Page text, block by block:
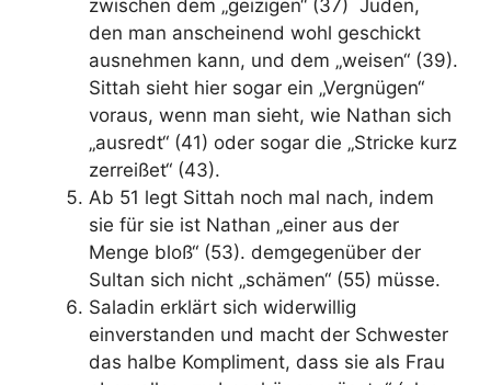
zwischen dem „geizigen“ (37) Juden,
den man anscheinend wohl geschickt
ausnehmen kann, und dem „weisen“ (39).
Sittah sieht hier sogar ein „Vergnügen“
voraus, wenn man sieht, wie Nathan sich
„ausredt“ (41) oder sogar die „Stricke kurz
zerreißet“ (43).
Ab 51 legt Sittah noch mal nach, indem
sie für sie ist Nathan „einer aus der
Menge bloß“ (53). demgegenüber der
Sultan sich nicht „schämen“ (55) müsse.
Saladin erklärt sich widerwillig
einverstanden und macht der Schwester
das halbe Kompliment, dass sie als Frau